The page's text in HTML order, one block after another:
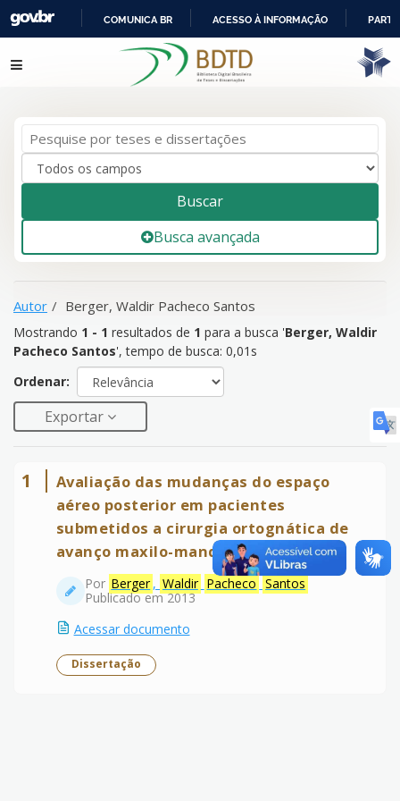
IR
PARA
COMUNICA BR ACESSO À INFORMAÇÃO
resultados de 1para a busca '
Berger, Waldir
Pacheco Santos
Pular para o conteúdo
Buscar
Busca avançada
Autor Berger, Waldir Pacheco Santos
Mostrando 1 - 1 resultados de 1 para a busca 'Berger, Waldir
Pacheco Santos', tempo de busca: 0,01s
Ordenar:
Exportar
1
Avaliação das mudanças do espaço
aéreo posterior em pacientes
submetidos a cirurgia ortognática de
avanço maxilo-mandibular
Por Berger, Waldir Pacheco Santos
Publicado em 2013
Acessar documento
Dissertação